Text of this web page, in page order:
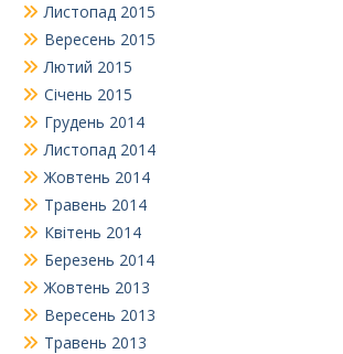
Листопад 2015
Вересень 2015
Лютий 2015
Січень 2015
Грудень 2014
Листопад 2014
Жовтень 2014
Травень 2014
Квітень 2014
Березень 2014
Жовтень 2013
Вересень 2013
Травень 2013